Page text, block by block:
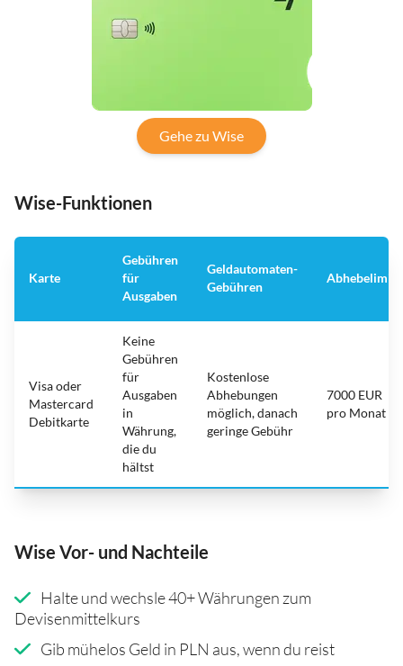
Gehe zu Wise
Wise-Funktionen
Karte
Gebühren
für
Ausgaben
Geldautomaten-
Gebühren
Abhebelimit
Visa oder
Mastercard
Debitkarte
Keine
Gebühren
für
Ausgaben
in
Währung,
die du
hältst
Kostenlose
Abhebungen
möglich, danach
geringe Gebühr
7000 EUR
pro Monat
Wise Vor- und Nachteile
Halte und wechsle 40+ Währungen zum
Devisenmittelkurs
Gib mühelos Geld in PLN aus, wenn du reist